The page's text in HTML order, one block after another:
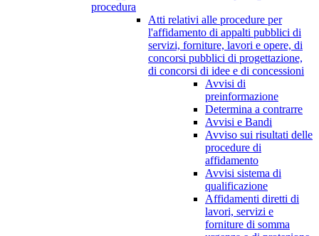
procedura
Atti relativi alle procedure per
l'affidamento di appalti pubblici di
servizi, forniture, lavori e opere, di
concorsi pubblici di progettazione,
di concorsi di idee e di concessioni
Avvisi di
preinformazione
Determina a contrarre
Avvisi e Bandi
Avviso sui risultati delle
procedure di
affidamento
Avvisi sistema di
qualificazione
Affidamenti diretti di
lavori, servizi e
forniture di somma